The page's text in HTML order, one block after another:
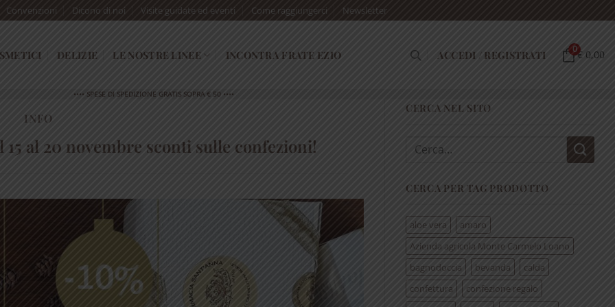
Convenzioni Dicono di noi Visite guidate ed eventi Come raggiungerci Newsletter
DELIZIE LE NOSTRE LINEE INCONTRA FRATE EZIO ACCEDI / REGISTRATI 0€ 0,00
•••• SPESE DI SPEDIZIONE GRATIS SOPRA € 50 ••••
INFO
15 al 20 novembre sconti sulle confezioni!
CERCA NEL SITO
Cerca:
CERCA PER TAG PRODOTTO
aloe vera
amaro
Azienda agricola Monte Carmelo Loano
bagnodoccia
bevanda
calda
confettura
confezione regalo